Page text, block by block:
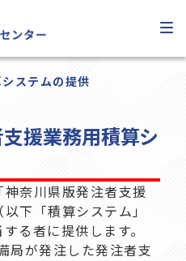
ステムの提供
援業務用積算シ
奈川県版発注者支援
下「積算システム」
る者に提供します。
局が発注した発注者支